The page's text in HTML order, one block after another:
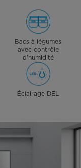
Bacs à légumes
avec contrôle
d’humidité
Éclairage DEL